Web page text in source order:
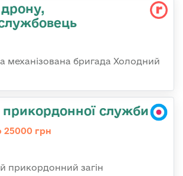
дрону,
механізована бригада Холодний
прикордонної служби
25000 грн
прикордонний загін